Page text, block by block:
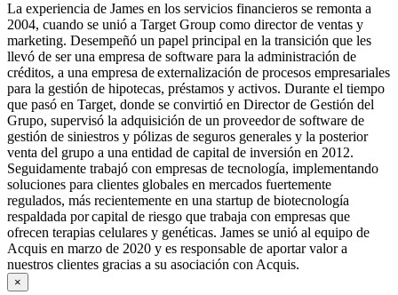
La experiencia de James en los servicios financieros se remonta a
2004, cuando se unió a Target Group como director de ventas y
marketing. Desempeñó un papel principal en la transición que les
llevó de ser una empresa de software para la administración de
créditos, a una empresa de externalización de procesos empresariales
para la gestión de hipotecas, préstamos y activos. Durante el tiempo
que pasó en Target, donde se convirtió en Director de Gestión del
Grupo, supervisó la adquisición de un proveedor de software de
gestión de siniestros y pólizas de seguros generales y la posterior
venta del grupo a una entidad de capital de inversión en 2012.
Seguidamente trabajó con empresas de tecnología, implementando
soluciones para clientes globales en mercados fuertemente
regulados, más recientemente en una startup de biotecnología
respaldada por capital de riesgo que trabaja con empresas que
ofrecen terapias celulares y genéticas. James se unió al equipo de
Acquis en marzo de 2020 y es responsable de aportar valor a
nuestros clientes gracias a su asociación con Acquis.
×